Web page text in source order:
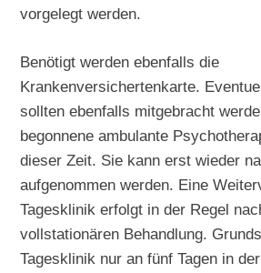
vorgelegt werden.
Benötigt werden ebenfalls die
Krankenversichertenkarte.
sollten ebenfalls mitgebracht
begonnene ambulante
dieser Zeit. Sie kann erst wieder
aufgenommen werden. Eine
Tagesklinik erfolgt in der Regel
vollstationären Behandlung.
Tagesklinik nur an fünf Tagen in